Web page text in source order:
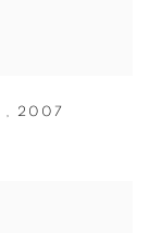
, 2007